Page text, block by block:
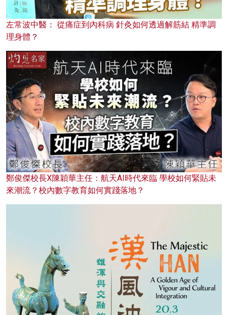
左常波中醫： 從痛症到內科病 針灸如何透過解筋結 精準調
理身體？
鄭俊傑校長X陳穎華主任：航天AI時代來臨 學校如何緊貼未
來潮流？校內數字教育如何實踐落地？